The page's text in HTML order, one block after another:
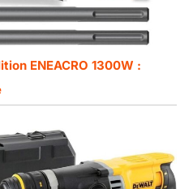
ENEACRO 1300W :